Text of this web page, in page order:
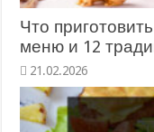
Что
меню и 12
21.02.2026